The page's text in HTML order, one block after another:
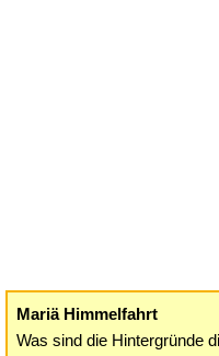
Mariä Himmelfahrt
Was sind die Hintergründe